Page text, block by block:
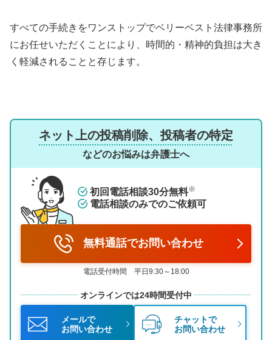
すべての手続きをワンストップでベリーベスト法律事務所
にお任せいただくことにより、時間的・精神的負担は大き
く軽減されることと存じます。
ネット上の投稿削除、投稿者の特定
などのお悩みは弁護士へ
初回電話相談30分無料※
電話相談のみでのご依頼可
無料通話でお問い合わせ
電話受付時間 平日9:30～18:00
オンラインでは24時間受付中
メールで
お問い合わせ
チャットで
お問い合わせ